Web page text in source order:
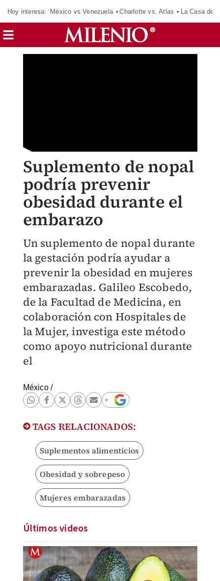
Hoy interesa: México vs Venezuela Charlotte vs. Atlas La Casa de
Suplemento de nopal
podría prevenir
obesidad durante el
embarazo
Un suplemento de nopal durante
la gestación podría ayudar a
prevenir la obesidad en mujeres
embarazadas. Galileo Escobedo,
de la Facultad de Medicina, en
colaboración con Hospitales de
la Mujer, investiga este método
como apoyo nutricional durante
el
México/
TAGS RELACIONADOS:
Suplementos alimenticios
Obesidad y sobrepeso
Mujeres embarazadas
Últimos videos